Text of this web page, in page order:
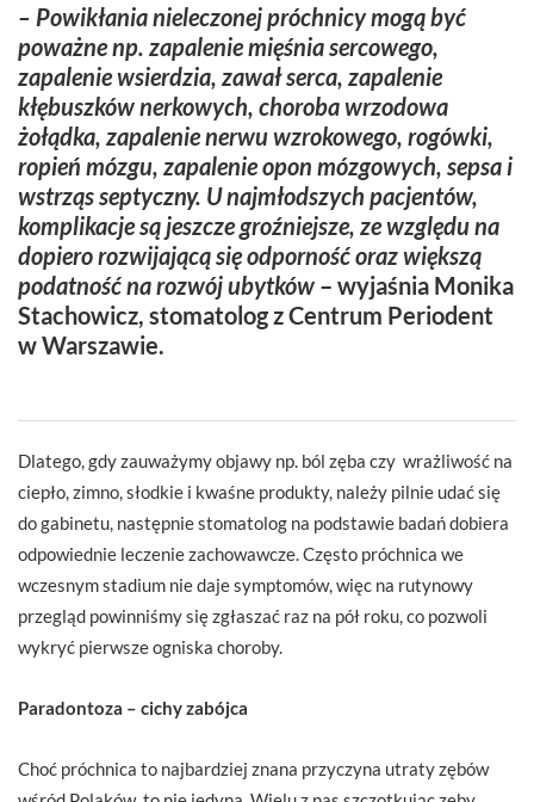
– Powikłania nieleczonej próchnicy mogą być
poważne np. zapalenie mięśnia sercowego,
zapalenie wsierdzia, zawał serca, zapalenie
kłębuszków nerkowych, choroba wrzodowa
żołądka, zapalenie nerwu wzrokowego, rogówki,
ropień mózgu, zapalenie opon mózgowych, sepsa i
wstrząs septyczny. U najmłodszych pacjentów,
komplikacje są jeszcze groźniejsze, ze względu na
dopiero rozwijającą się odporność oraz większą
podatność na rozwój ubytków – wyjaśnia Monika
Stachowicz, stomatolog z Centrum Periodent
w Warszawie.
Dlatego, gdy zauważymy objawy np. ból zęba czy wrażliwość na
ciepło, zimno, słodkie i kwaśne produkty, należy pilnie udać się
do gabinetu, następnie stomatolog na podstawie badań dobiera
odpowiednie leczenie zachowawcze. Często próchnica we
wczesnym stadium nie daje symptomów, więc na rutynowy
przegląd powinniśmy się zgłaszać raz na pół roku, co pozwoli
wykryć pierwsze ogniska choroby.
Paradontoza – cichy zabójca
Choć próchnica to najbardziej znana przyczyna utraty zębów